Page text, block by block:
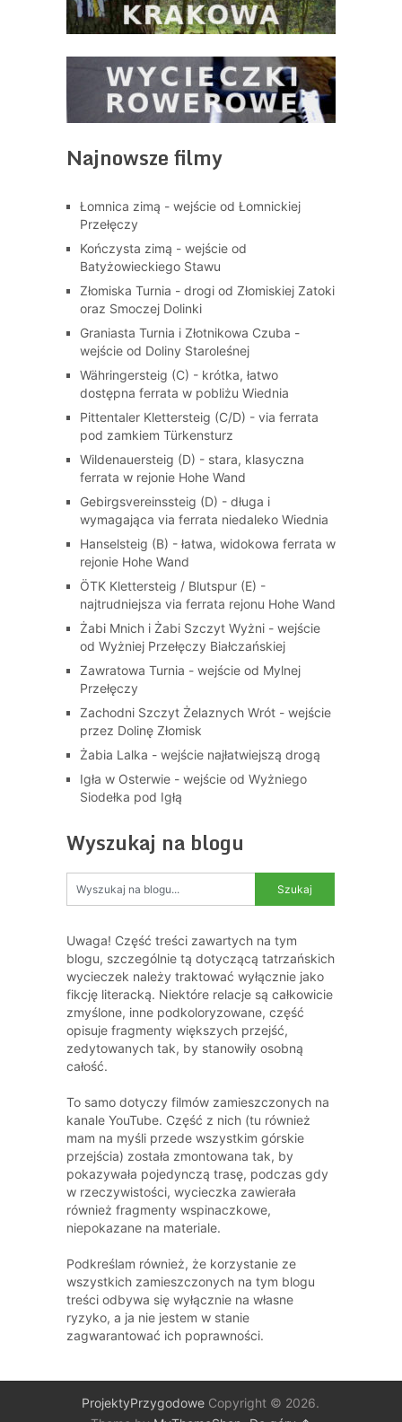
Najnowsze filmy
Łomnica zimą - wejście od Łomnickiej
Przełęczy
Kończysta zimą - wejście od
Batyżowieckiego Stawu
Złomiska Turnia - drogi od Złomiskiej Zatoki
oraz Smoczej Dolinki
Graniasta Turnia i Złotnikowa Czuba -
wejście od Doliny Staroleśnej
Währingersteig (C) - krótka, łatwo
dostępna ferrata w pobliżu Wiednia
Pittentaler Klettersteig (C/D) - via ferrata
pod zamkiem Türkensturz
Wildenauersteig (D) - stara, klasyczna
ferrata w rejonie Hohe Wand
Gebirgsvereinssteig (D) - długa i
wymagająca via ferrata niedaleko Wiednia
Hanselsteig (B) - łatwa, widokowa ferrata w
rejonie Hohe Wand
ÖTK Klettersteig / Blutspur (E) -
najtrudniejsza via ferrata rejonu Hohe Wand
Żabi Mnich i Żabi Szczyt Wyżni - wejście
od Wyżniej Przełęczy Białczańskiej
Zawratowa Turnia - wejście od Mylnej
Przełęczy
Zachodni Szczyt Żelaznych Wrót - wejście
przez Dolinę Złomisk
Żabia Lalka - wejście najłatwiejszą drogą
Igła w Osterwie - wejście od Wyżniego
Siodełka pod Igłą
Wyszukaj na blogu
Uwaga! Część treści zawartych na tym
blogu, szczególnie tą dotyczącą tatrzańskich
wycieczek należy traktować wyłącznie jako
fikcję literacką. Niektóre relacje są całkowicie
zmyślone, inne podkoloryzowane, część
opisuje fragmenty większych przejść,
zedytowanych tak, by stanowiły osobną
całość.
To samo dotyczy filmów zamieszczonych na
kanale YouTube. Część z nich (tu również
mam na myśli przede wszystkim górskie
przejścia) została zmontowana tak, by
pokazywała pojedynczą trasę, podczas gdy
w rzeczywistości, wycieczka zawierała
również fragmenty wspinaczkowe,
niepokazane na materiale.
Podkreślam również, że korzystanie ze
wszystkich zamieszczonych na tym blogu
treści odbywa się wyłącznie na własne
ryzyko, a ja nie jestem w stanie
zagwarantować ich poprawności.
ProjektyPrzygodowe Copyright © 2026.